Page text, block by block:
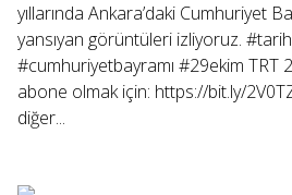
yıllarında Ankara’daki Cumhuriyet
yansıyan görüntüleri izliyoruz.
#cumhuriyetbayramı #29ekim TRT
abone olmak için: https://bit.ly/
diğer...